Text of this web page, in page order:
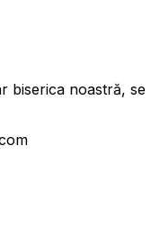
biserica noastră, se